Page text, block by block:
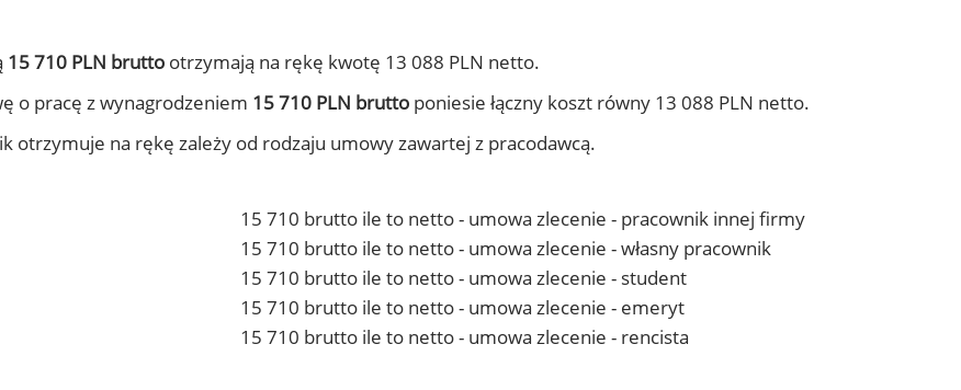
15 710 PLN brutto otrzymają na rękę kwotę 13 088 PLN netto.
o pracę z wynagrodzeniem 15 710 PLN brutto poniesie łączny koszt równy 13 088 PLN netto.
otrzymuje na rękę zależy od rodzaju umowy zawartej z pracodawcą.
15 710 brutto ile to netto - umowa zlecenie - pracownik innej firmy
15 710 brutto ile to netto - umowa zlecenie - własny pracownik
15 710 brutto ile to netto - umowa zlecenie - student
15 710 brutto ile to netto - umowa zlecenie - emeryt
15 710 brutto ile to netto - umowa zlecenie - rencista